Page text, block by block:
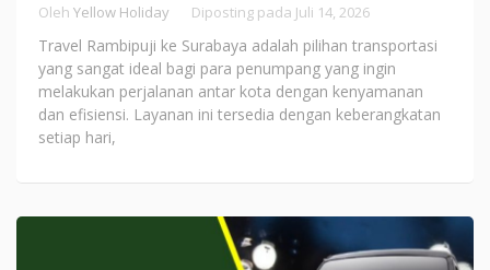
Oleh Yellow Holiday Diposting pada Juli 14, 2026
Travel Rambipuji ke Surabaya adalah pilihan transportasi
yang sangat ideal bagi para penumpang yang ingin
melakukan perjalanan antar kota dengan kenyamanan
dan efisiensi. Layanan ini tersedia dengan keberangkatan
setiap hari,